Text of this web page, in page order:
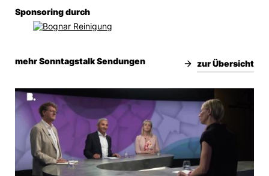
Sponsoring durch
mehr Sonntagstalk Sendungen zur Übersicht